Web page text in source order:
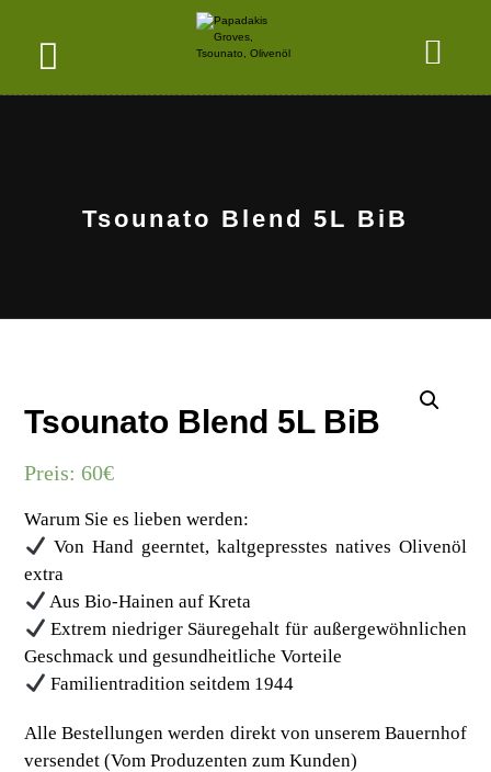
Tsounato Blend 5L BiB
Tsounato Blend 5L BiB
Preis: 60€
Warum Sie es lieben werden:
Von Hand geerntet, kaltgepresstes natives Olivenöl
extra
Aus Bio-Hainen auf Kreta
Extrem niedriger Säuregehalt für außergewöhnlichen
Geschmack und gesundheitliche Vorteile
Familientradition seitdem 1944
Alle Bestellungen werden direkt von unserem Bauernhof
versendet (Vom Produzenten zum Kunden)